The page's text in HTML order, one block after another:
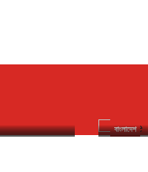
বাংলাদেশ